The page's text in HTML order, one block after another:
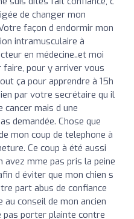
de changer mon
façon d endormir mon
intramusculaire à
en médecine..et moi
pour y arriver vous
ça pour apprendre à 15h
par votre secrétaire qu il
cancer mais d une
demandée. Chose que
mon coup de telephone à
Ce coup à été aussi
mme pas pris la peine
d éviter que mon chien s
part abus de confiance
conseil de mon ancien
pas porter plainte contre